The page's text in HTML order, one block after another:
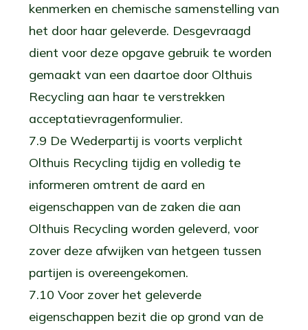
kenmerken en chemische samenstelling van
het door haar geleverde. Desgevraagd
dient voor deze opgave gebruik te worden
gemaakt van een daartoe door Olthuis
Recycling aan haar te verstrekken
acceptatievragenformulier.
7.9 De Wederpartij is voorts verplicht
Olthuis Recycling tijdig en volledig te
informeren omtrent de aard en
eigenschappen van de zaken die aan
Olthuis Recycling worden geleverd, voor
zover deze afwijken van hetgeen tussen
partijen is overeengekomen.
7.10 Voor zover het geleverde
eigenschappen bezit die op grond van de